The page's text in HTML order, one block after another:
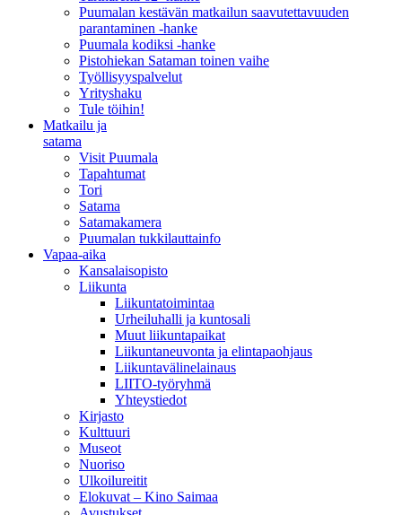
Puumalan kestävän matkailun saavutettavuuden
parantaminen -hanke
Puumala kodiksi -hanke
Pistohiekan Sataman toinen vaihe
Työllisyyspalvelut
Yrityshaku
Tule töihin!
Matkailu ja
satama
Visit Puumala
Tapahtumat
Tori
Satama
Satamakamera
Puumalan tukkilauttainfo
Vapaa-aika
Kansalaisopisto
Liikunta
Liikuntatoimintaa
Urheiluhalli ja kuntosali
Muut liikuntapaikat
Liikuntaneuvonta ja elintapaohjaus
Liikuntavälinelainaus
LIITO-työryhmä
Yhteystiedot
Kirjasto
Kulttuuri
Museot
Nuoriso
Ulkoilureitit
Elokuvat – Kino Saimaa